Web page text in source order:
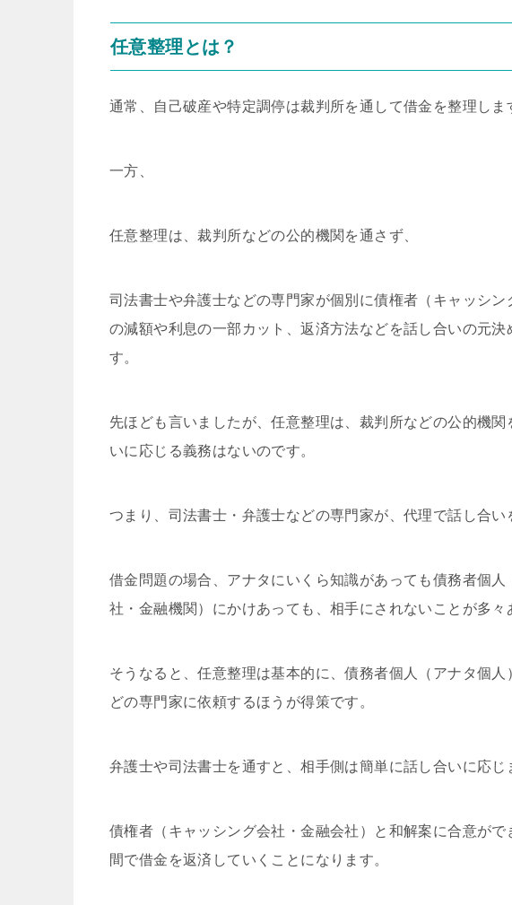
任意整理とは？
通常、自己破産や特定調停は裁判所を通して借金を整理しま
一方、
任意整理は、裁判所などの公的機関を通さず、
司法書士や弁護士などの専門家が個別に債権者（キャッシ
の減額や利息の一部カット、返済方法などを話し合いの元
す。
先ほども言いましたが、任意整理は、裁判所などの公的機
いに応じる義務はないのです。
つまり、司法書士・弁護士などの専門家が、代理で話し合い
借金問題の場合、アナタにいくら知識があっても債務者個
社・金融機関）にかけあっても、相手にされないことが多々
そうなると、任意整理は基本的に、債務者個人（アナタ個
どの専門家に依頼するほうが得策です。
弁護士や司法書士を通すと、相手側は簡単に話し合いに応じ
債権者（キャッシング会社・金融会社）と和解案に合意が
間で借金を返済していくことになります。